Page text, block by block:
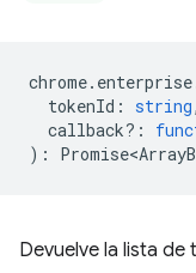
chrome. enterprise
tokenId : string,
callback? :
) :
Devuelve la lista